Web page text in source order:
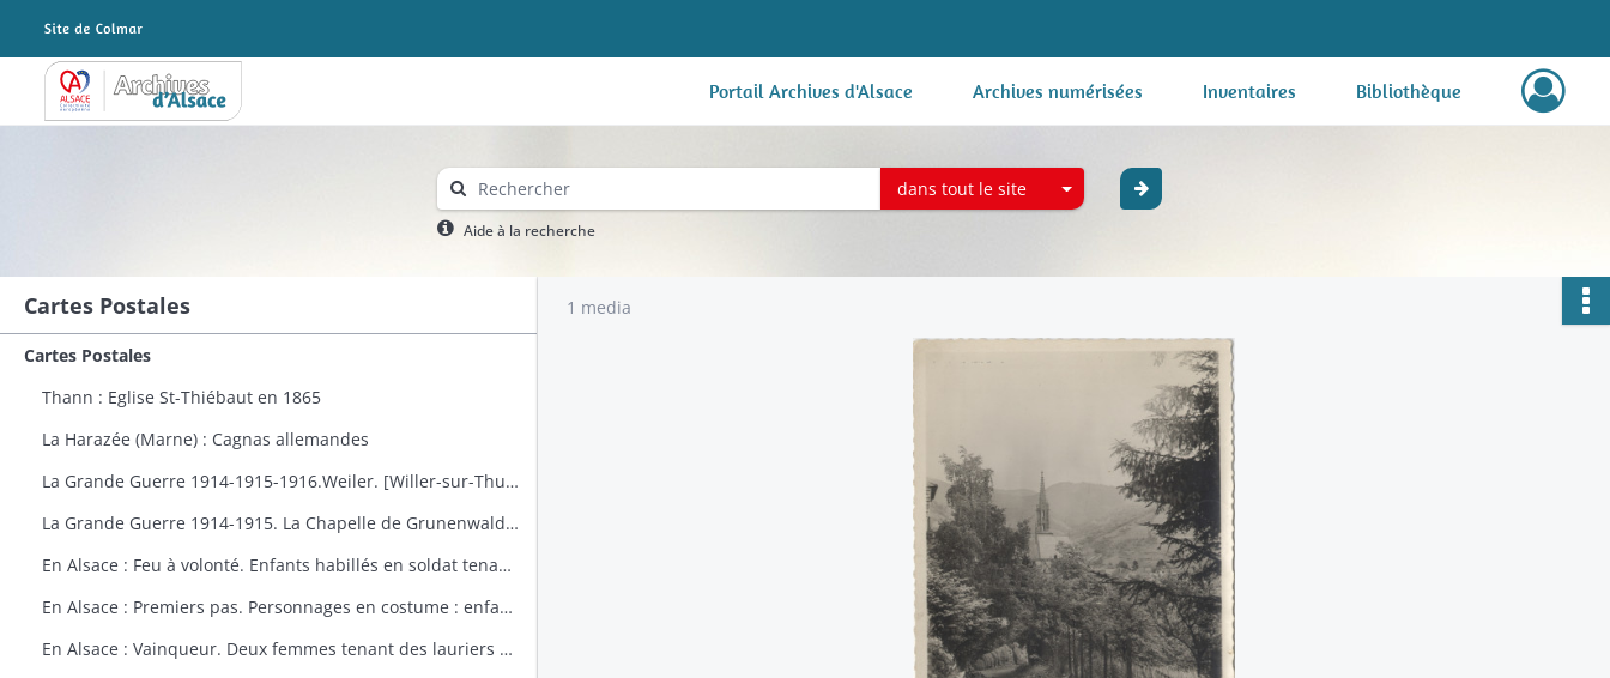
Archives Alsace - Colmar Portail Archives d'Alsace Archives numérisées Inventaires Bibliothèque
dans tout le site
Aide à la recherche
Cartes Postales
Cartes Postales
Thann : Eglise St-Thiébaut en 1865
La Harazée (Marne) : Cagnas allemandes
La Grande Guerre 1914-1915-1916.Weiler. [Willer-sur-Thur] : vue générale
La Grande Guerre 1914-1915. La Chapelle de Grunenwald près de Uderdersept habillés en soldat tenant un fusil. Dessin par Delalain.
En Alsace : Feu à volonté. Enfants habillés en soldat tenant un fusil. Dessin par Delalain.
En Alsace : Premiers pas. Personnages en costume : enfant allant vers le drapeau français. Dessin par Delalain.
En Alsace : Vainqueur. Deux femmes tenant des lauriers et un homme en costume. Dessin par Delalain.
1 media